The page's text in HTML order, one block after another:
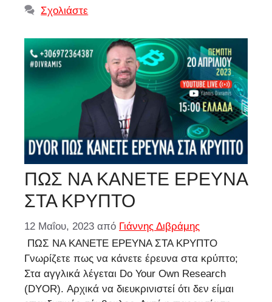
Σχολιάστε
ΠΩΣ ΝΑ ΚΑΝΕΤΕ ΕΡΕΥΝΑ
ΣΤΑ ΚΡΥΠΤΟ
12 Μαΐου, 2023 από Γιάννης Διβράμης
ΠΩΣ ΝΑ ΚΑΝΕΤΕ ΕΡΕΥΝΑ ΣΤΑ ΚΡΥΠΤΟ
Γνωρίζετε πως να κάνετε έρευνα στα κρύπτο;
Στα αγγλικά λέγεται Do Your Own Research
(DYOR). Αρχικά να διευκρινιστεί ότι δεν είμαι